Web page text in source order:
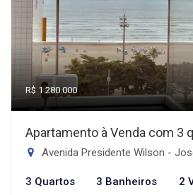
R$ 1.280.000
Apartamento à Venda com 3
Avenida Presidente Wilson -
3 Quartos 3 Banheiros 2